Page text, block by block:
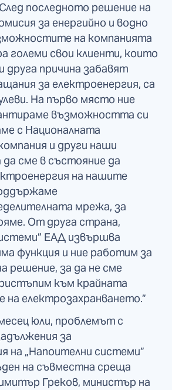
последното решение на
за енергийно и водно
на компанията
големи свои клиенти, които
друга причина забавят
за електроенергия, са
На първо място ние
възможността си
с Националната
и други наши
да сме в състояние да
на нашите
мрежа, за
От друга страна,
ЕАД извършва
функция и ние работим за
решение, за да не сме
към крайната
на електрозахранването.”
юли, проблемът с
за
на „Напоителни системи”
на съвместна среща
Греков, министър на